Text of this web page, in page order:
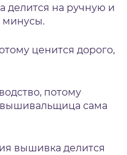
делится на ручную и
минусы.
ценится дорого,
потому
сама
вышивка делится